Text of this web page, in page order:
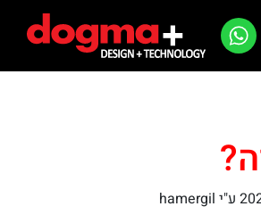
ע"י hamergil